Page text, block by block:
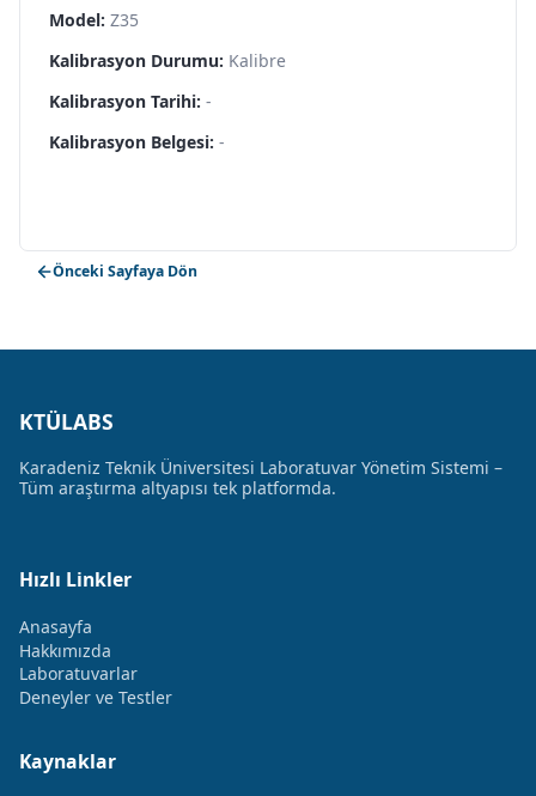
Model: Z35
Kalibrasyon Durumu: Kalibre
Kalibrasyon Tarihi: -
Kalibrasyon Belgesi: -
Önceki Sayfaya Dön
KTÜLABS
Karadeniz Teknik Üniversitesi Laboratuvar Yönetim Sistemi –
Tüm araştırma altyapısı tek platformda.
Hızlı Linkler
Anasayfa
Hakkımızda
Laboratuvarlar
Deneyler ve Testler
Kaynaklar